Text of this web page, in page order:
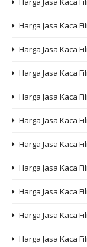
Harga Jasa Kaca
Harga Jasa Kaca
Harga Jasa Kaca
Harga Jasa Kaca
Harga Jasa Kaca
Harga Jasa Kaca
Harga Jasa Kaca
Harga Jasa Kaca
Harga Jasa Kaca
Harga Jasa Kaca